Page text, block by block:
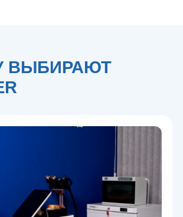
безопасность и
клиники